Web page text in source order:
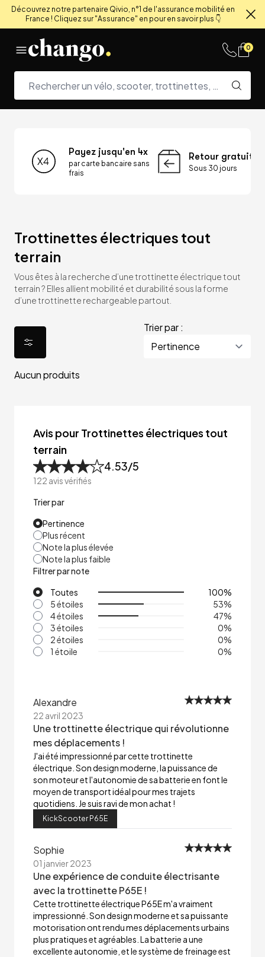
Découvrez notre partenaire Qivio, n°1 de l'assurance mobilité en
France ! Cliquez sur "Assurance" en pour en savoir plus 👇
0
Payez jusqu'en 4x
par carte bancaire sans
frais
Retour gratuit
Sous 30 jours
Trottinettes électriques tout
terrain
Vous êtes à la recherche d’une trottinette électrique tout
terrain ? Elles allient mobilité et durabilité sous la forme
d’une trottinette rechargeable partout.
Trier par :
Aucun produits
Avis pour Trottinettes électriques tout
terrain
4.53/5
122 avis vérifiés
Trier par
Pertinence
Plus récent
Note la plus élevée
Note la plus faible
Filtrer par note
Toutes
100%
5 étoiles
53%
4 étoiles
47%
3 étoiles
0%
2 étoiles
0%
1 étoile
0%
Alexandre
22 avril 2023
Une trottinette électrique qui révolutionne
mes déplacements !
J'ai été impressionné par cette trottinette
électrique. Son design moderne, la puissance de
son moteur et l'autonomie de sa batterie en font le
moyen de transport idéal pour mes trajets
quotidiens. Je suis ravi de mon achat !
KickScooter P65E
Sophie
01 janvier 2023
Une expérience de conduite électrisante
avec la trottinette P65E !
Cette trottinette électrique P65E m'a vraiment
impressionné. Son design moderne et sa puissante
motorisation ont rendu mes déplacements urbains
plus pratiques et agréables. La batterie a une
excellente autonomie, et le système de freinage est